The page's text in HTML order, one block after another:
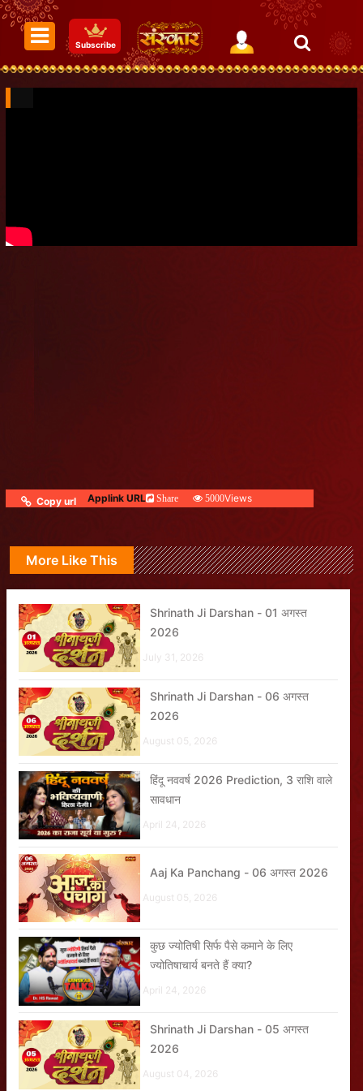
Subscribe
Copy url Applink URL Share 5000Views
More Like This
Shrinath Ji Darshan - 01 अगस्त
2026
July 31, 2026
Shrinath Ji Darshan - 06 अगस्त
2026
August 05, 2026
हिंदू नववर्ष 2026 Prediction, 3 राशि वाले
सावधान
April 24, 2026
Aaj Ka Panchang - 06 अगस्त 2026
August 05, 2026
कुछ ज्योतिषी सिर्फ पैसे कमाने के लिए
ज्योतिषाचार्य बनते हैं क्या?
April 24, 2026
Shrinath Ji Darshan - 05 अगस्त
2026
August 04, 2026